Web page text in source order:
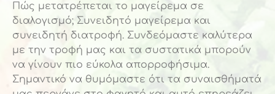
Πώς μετατρέπεται το μαγείρεμα σε
διαλογισμό; Συνειδητό μαγείρεμα και
συνειδητή διατροφή. Συνδεόμαστε καλύτερα
με την τροφή μας και τα συστατικά μπορούν
να γίνουν πιο εύκολα απορροφήσιμα.
Σημαντικό να θυμόμαστε ότι τα συναισθήματά